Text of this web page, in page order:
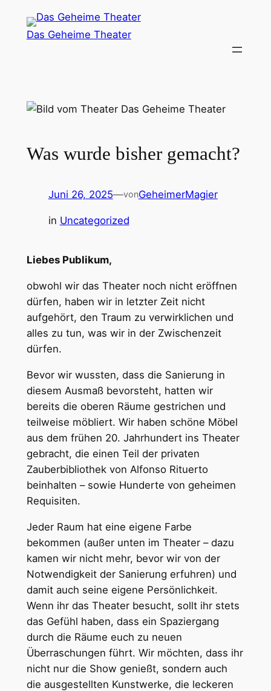
Inhalt
Das Geheime Theater
Was wurde bisher gemacht?
Juni 26, 2025—vonGeheimerMagier
in Uncategorized
Liebes Publikum,
obwohl wir das Theater noch nicht eröffnen
dürfen, haben wir in letzter Zeit nicht
aufgehört, den Traum zu verwirklichen und
alles zu tun, was wir in der Zwischenzeit
dürfen.
Bevor wir wussten, dass die Sanierung in
diesem Ausmaß bevorsteht, hatten wir
bereits die oberen Räume gestrichen und
teilweise möbliert. Wir haben schöne Möbel
aus dem frühen 20. Jahrhundert ins Theater
gebracht, die einen Teil der privaten
Zauberbibliothek von Alfonso Rituerto
beinhalten – sowie Hunderte von geheimen
Requisiten.
Jeder Raum hat eine eigene Farbe
bekommen (außer unten im Theater – dazu
kamen wir nicht mehr, bevor wir von der
Notwendigkeit der Sanierung erfuhren) und
damit auch seine eigene Persönlichkeit.
Wenn ihr das Theater besucht, sollt ihr stets
das Gefühl haben, dass ein Spaziergang
durch die Räume euch zu neuen
Überraschungen führt. Wir möchten, dass ihr
nicht nur die Show genießt, sondern auch
die ausgestellten Kunstwerke, die leckeren